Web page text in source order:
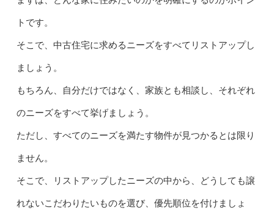
トです。
そこで、中古住宅に求めるニーズをすべてリストアップし
ましょう。
もちろん、自分だけではなく、家族とも相談し、それぞれ
のニーズをすべて挙げましょう。
ただし、すべてのニーズを満たす物件が見つかるとは限り
ません。
そこで、リストアップしたニーズの中から、どうしても譲
れないこだわりたいものを選び、優先順位を付けましょ